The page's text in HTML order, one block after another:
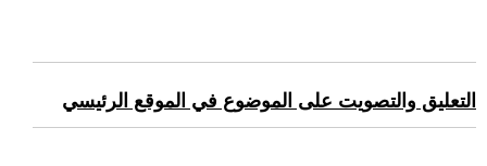
التعليق والتصويت على الموضوع في الموقع الرئيسي